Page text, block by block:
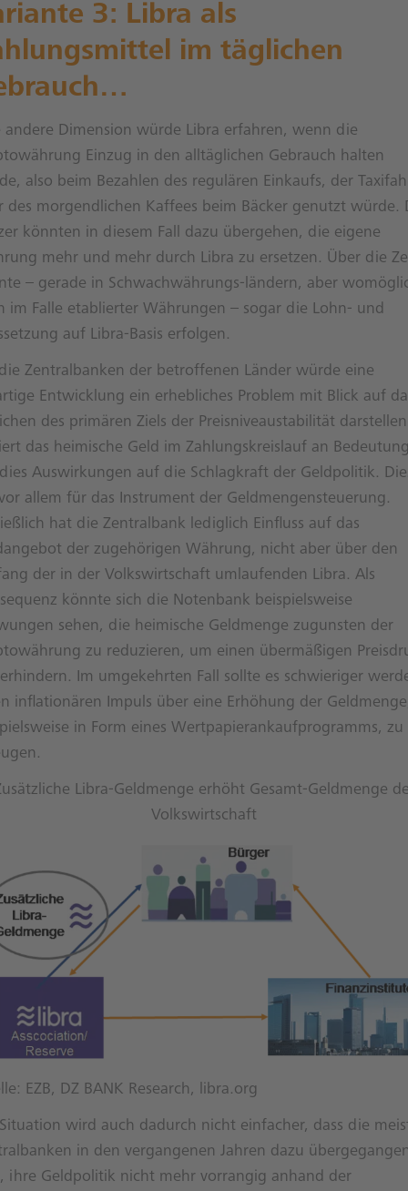
3: Libra als
im täglichen
andere Dimension würde Libra erfahren, wenn die
Einzug in den alltäglichen Gebrauch halten
also beim Bezahlen des regulären Einkaufs, der
des morgendlichen Kaffees beim Bäcker genutzt würde.
könnten in diesem Fall dazu übergehen, die eigene
mehr und mehr durch Libra zu ersetzen. Über die
– gerade in Schwachwährungs-ländern, aber
im Falle etablierter Währungen – sogar die Lohn- und
auf Libra-Basis erfolgen.
Zentralbanken der betroffenen Länder würde eine
Entwicklung ein erhebliches Problem mit Blick auf
des primären Ziels der Preisniveaustabilität
das heimische Geld im Zahlungskreislauf an
Auswirkungen auf die Schlagkraft der Geldpolitik.
allem für das Instrument der Geldmengensteuerung.
hat die Zentralbank lediglich Einfluss auf das
der zugehörigen Währung, nicht aber über den
der in der Volkswirtschaft umlaufenden Libra. Als
könnte sich die Notenbank beispielsweise
sehen, die heimische Geldmenge zugunsten der
zu reduzieren, um einen übermäßigen
Im umgekehrten Fall sollte es schwieriger
inflationären Impuls über eine Erhöhung der
in Form eines Wertpapierankaufprogramms, zu
Libra-Geldmenge erhöht Gesamt-Geldmenge
Volkswirtschaft
EZB, DZ BANK Research, libra.org
wird auch dadurch nicht einfacher, dass die
in den vergangenen Jahren dazu
ihre Geldpolitik nicht mehr vorrangig anhand der